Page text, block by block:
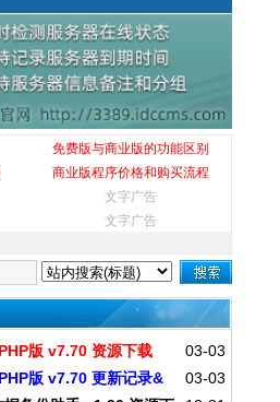
免费版与商业版的功能区别
商业版程序价格和购买流程
文字广告
文字广告
03-03
版 v7.70 资源下载
03-03
版 v7.70 更新记录&